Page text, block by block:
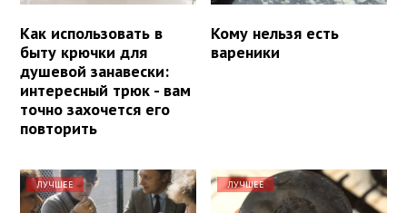
Как использовать в
быту крючки для
душевой занавески:
интересный трюк - вам
точно захочется его
повторить
Кому нельзя есть
вареники
ЛУЧШЕЕ ЛУЧШЕЕ